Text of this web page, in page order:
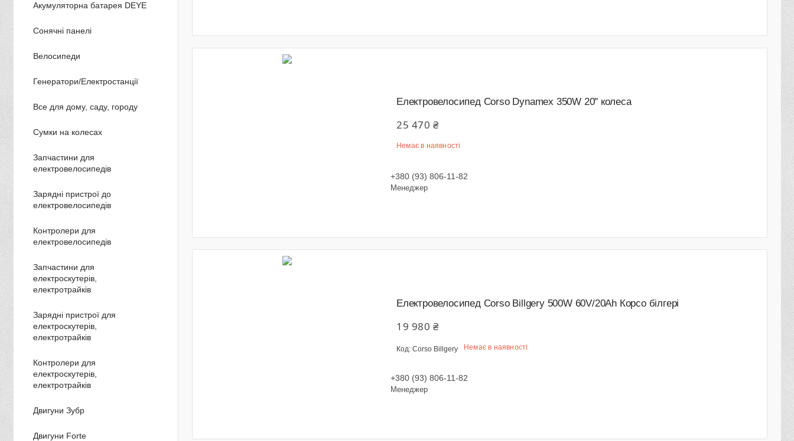
Електровелосипед Corso Dynamex 350W 20'' колеса
25 470 ₴
Немає в наявності
+380 (93) 806-11-82
Менеджер
Електровелосипед Corso Billgery 500W 60V/20Ah Корсо білгері
19 980 ₴
Corso Billgery Немає в наявності
+380 (93) 806-11-82
Менеджер
Акумуляторна батарея DEYE
Сонячні панелі
Велосипеди
Генератори/Електростанції
Все для дому, саду, городу
Сумки на колесах
Запчастини для
електровелосипедів
Зарядні пристрої до
електровелосипедів
Контролери для
електровелосипедів
Запчастини для
електроскутерів,
електротрайків
Зарядні пристрої для
електроскутерів,
електротрайків
Контролери для
електроскутерів,
електротрайків
Двигуни Зубр
Двигуни Forte